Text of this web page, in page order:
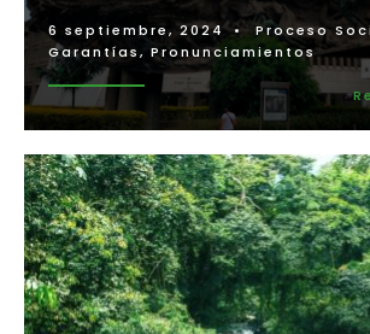
6 septiembre, 2024 •
Proceso
Garantías, Pronunciamientos